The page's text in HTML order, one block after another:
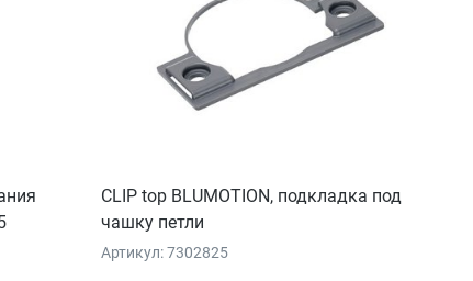
CLIP top BLUMOTION, подкладка под
чашку петли
Артикул: 7302825